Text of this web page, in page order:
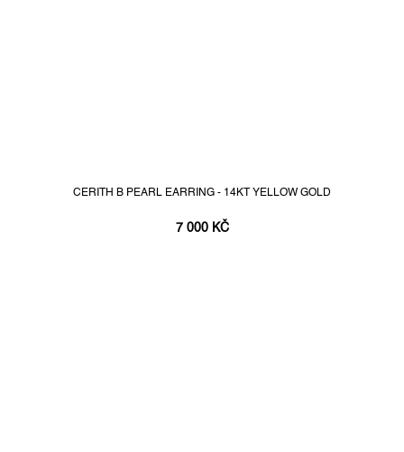
CERITH B PEARL EARRING - 14KT YELLOW GOLD
7 000 KČ